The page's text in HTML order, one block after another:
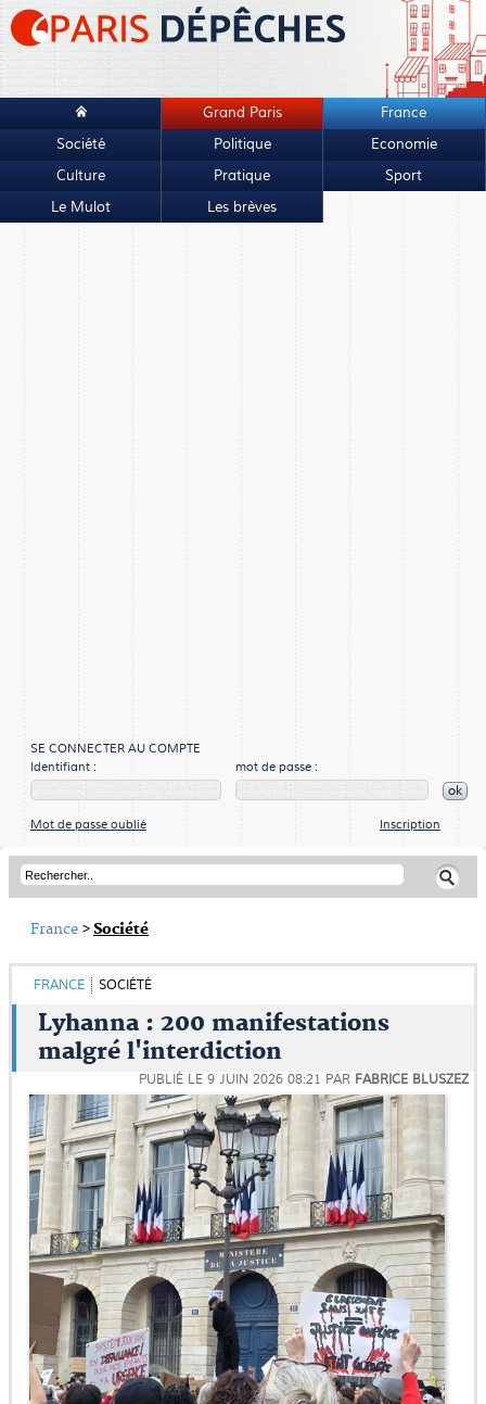
Grand Paris
France
Société
Politique
Economie
Culture
Pratique
Sport
Le Mulot
Les brèves
SE CONNECTER AU COMPTE
Identifiant :
mot de passe :
ok
Mot de passe oublié Inscription
France >Société
FRANCE SOCIÉTÉ
Lyhanna : 200 manifestations
malgré l'interdiction
PUBLIÉ LE 9 JUIN 2026 08:21 PAR FABRICE BLUSZEZ